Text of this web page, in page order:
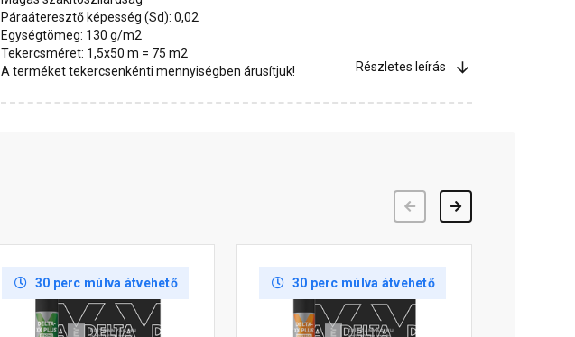
Páraáteresztő képesség (Sd): 0,02
Egységtömeg: 130 g/m2
Tekercsméret: 1,5x50 m = 75 m2
A terméket tekercsenkénti mennyiségben árusítjuk!
Részletes leírás
30 perc múlva átvehető 30 perc múlva átvehető